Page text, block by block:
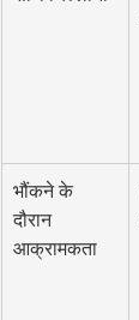
भौंकने के
दौरान
आक्रामकता